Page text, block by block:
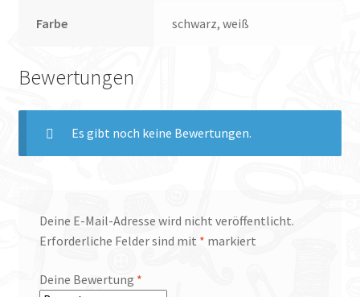
Farbe schwarz, weiß
Bewertungen
Es gibt noch keine Bewertungen.
Deine E-Mail-Adresse wird nicht veröffentlicht.
Erforderliche Felder sind mit * markiert
Deine Bewertung *